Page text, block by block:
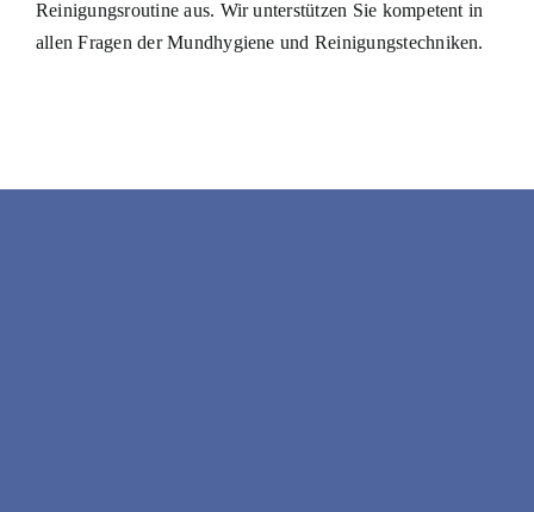
Reinigungsroutine aus. Wir unterstützen Sie kompetent in
allen Fragen der Mundhygiene und Reinigungstechniken.